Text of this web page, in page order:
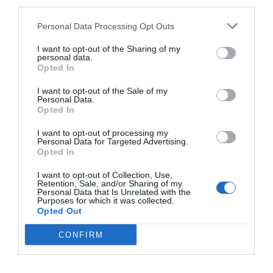
Personal Data Processing Opt Outs
I want to opt-out of the Sharing of my
personal data.
Opted In
I want to opt-out of the Sale of my
Personal Data.
Opted In
I want to opt-out of processing my
Personal Data for Targeted Advertising.
Opted In
I want to opt-out of Collection, Use,
Retention, Sale, and/or Sharing of my
Personal Data that Is Unrelated with the
Purposes for which it was collected.
Opted Out
CONFIRM
RELACIONADAS
Fluidra gana 163
millones hasta el
Fluidra gana 136
millones hasta
pool